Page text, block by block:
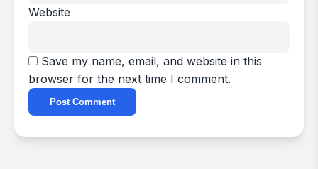
Website
Save my name, email, and website in this
browser for the next time I comment.